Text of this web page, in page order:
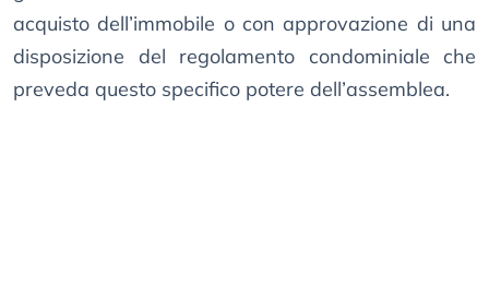
acquisto dell’immobile o con approvazione di una
disposizione del regolamento condominiale che
preveda questo specifico potere dell’assemblea.